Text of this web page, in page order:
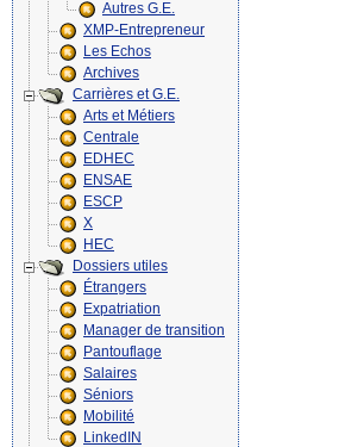
Autres G.E.
XMP-Entrepreneur
Les Echos
Archives
Carrières et G.E.
Arts et Métiers
Centrale
EDHEC
ENSAE
ESCP
X
HEC
Dossiers utiles
Étrangers
Expatriation
Manager de transition
Pantouflage
Salaires
Séniors
Mobilité
LinkedIN